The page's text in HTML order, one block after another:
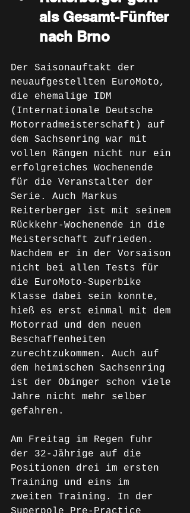
als Gesamt-Fünfter
nach Brno
Der Saisonauftakt der
neuaufgestellten EuroMoto,
die ehemalige IDM
(Internationale Deutsche
Motorradmeisterschaft) auf
dem Sachsenring war mit
vollen Rängen nicht nur ein
erfolgreiches Wochenende
für die Veranstalter der
Serie. Auch Markus
Reiterberger ist mit seinem
Rückkehr-Wochenende in die
Meisterschaft zufrieden.
Nachdem er in der Vorsaison
nicht bei allen Tests für
die EuroMoto-Superbike
Klasse dabei sein konnte,
hieß es erst einmal mit dem
Motorrad und den neuen
Beschaffenheiten
zurechtzukommen. Auch auf
dem heimischen Sachsenring
ist der Obinger schon viele
Jahre nicht mehr selber
gefahren.
Am Freitag im Regen fuhr
der 32-Jährige auf die
Positionen drei im ersten
Training und eins im
zweiten Training. In der